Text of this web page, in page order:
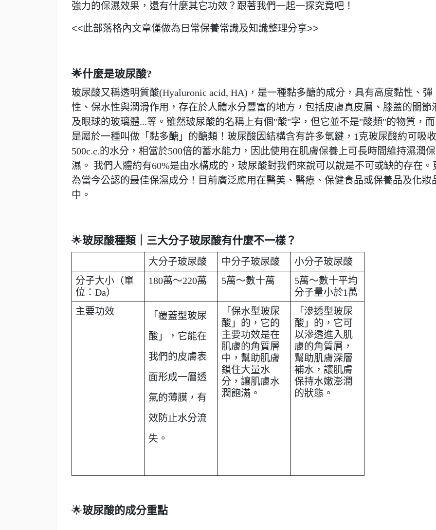
強力的保濕效果，還有什麼其它功效？跟著我們一起一探究竟吧！
<<此部落格內文章僅做為日常保養常識及知識整理分享>>
🌟什麼是玻尿酸?
玻尿酸又稱透明質酸(Hyaluronic acid, HA)，是一種黏多醣的成分，具有高度黏性、彈
性、保水性與潤滑作用，存在於人體水分豐富的地方，包括皮膚真皮層、膝蓋的關節
及眼球的玻璃體...等。雖然玻尿酸的名稱上有個"酸"字，但它並不是"酸類"的物質，而
是屬於一種叫做「黏多醣」的醣類！玻尿酸因結構含有許多氫鍵，1克玻尿酸約可吸收
500c.c.的水分，相當於500倍的蓄水能力，因此使用在肌膚保養上可長時間維持濕潤保
濕。 我們人體約有60%是由水構成的，玻尿酸對我們來說可以說是不可或缺的存在。
為當今公認的最佳保濕成分！目前廣泛應用在醫美、醫療、保健食品或保養品及化妝
中。
🌟玻尿酸種類｜三大分子玻尿酸有什麼不一樣？
大分子玻尿酸 中分子玻尿酸
小分子玻尿酸
分子大小（單
位：Da）
180萬～220萬 5萬～數十萬
5萬～數十平均
分子量小於1萬
主要功效
「覆蓋型玻尿
酸」，它能在
我們的皮膚表
面形成一層透
氣的薄膜，有
效防止水分流
失 。
「保水型玻尿
酸」的，它的
主要功效是在
肌膚的角質層
中，幫助肌膚
鎖住大量水
分，讓肌膚水
潤飽滿。
「滲透型玻尿
酸」的，它可
以滲透進入肌
膚的角質層，
幫助肌膚深層
補水，讓肌膚
保持水嫩澎潤
的狀態。
🌟玻尿酸的成分重點